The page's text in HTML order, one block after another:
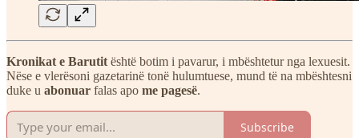
Kronikat e Barutit është botim i pavarur, i mbështetur nga lexuesit.
Nëse e vlerësoni gazetarinë tonë hulumtuese, mund të na mbështesni
duke u abonuar falas apo me pagesë.
Subscribe